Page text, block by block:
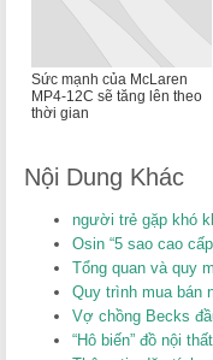
Sức mạnh của McLaren
MP4-12C sẽ tăng lên theo
thời gian
Nội Dung Khác
người trẻ gặp khó
Osin “5 sao cao
Tổng quan và quy
Quy trình mua bán
Vợ chồng Becks
“Hô biến” đồ nội